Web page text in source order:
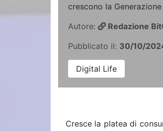
crescono la
Autore:
Redazione
Pubblicato il: 30/10/
Digital Life
Cresce la platea di